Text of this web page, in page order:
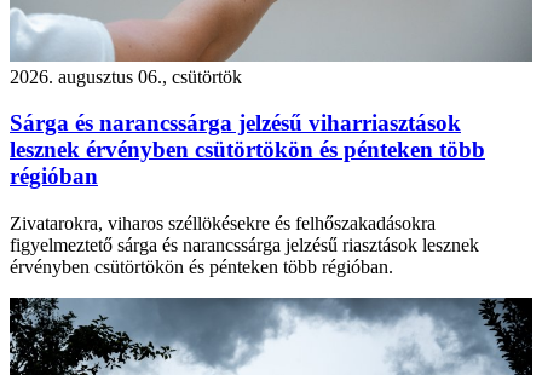
2026. augusztus 06., csütörtök
Sárga és narancssárga jelzésű viharriasztások
lesznek érvényben csütörtökön és pénteken több
régióban
Zivatarokra, viharos széllökésekre és felhőszakadásokra
figyelmeztető sárga és narancssárga jelzésű riasztások lesznek
érvényben csütörtökön és pénteken több régióban.